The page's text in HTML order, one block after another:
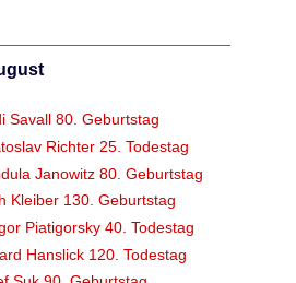
Savall 80. Geburtstag
Richter 25. Todestag
Janowitz 80. Geburtstag
Kleiber 130. Geburtstag
Piatigorsky 40. Todestag
Hanslick 120. Todestag